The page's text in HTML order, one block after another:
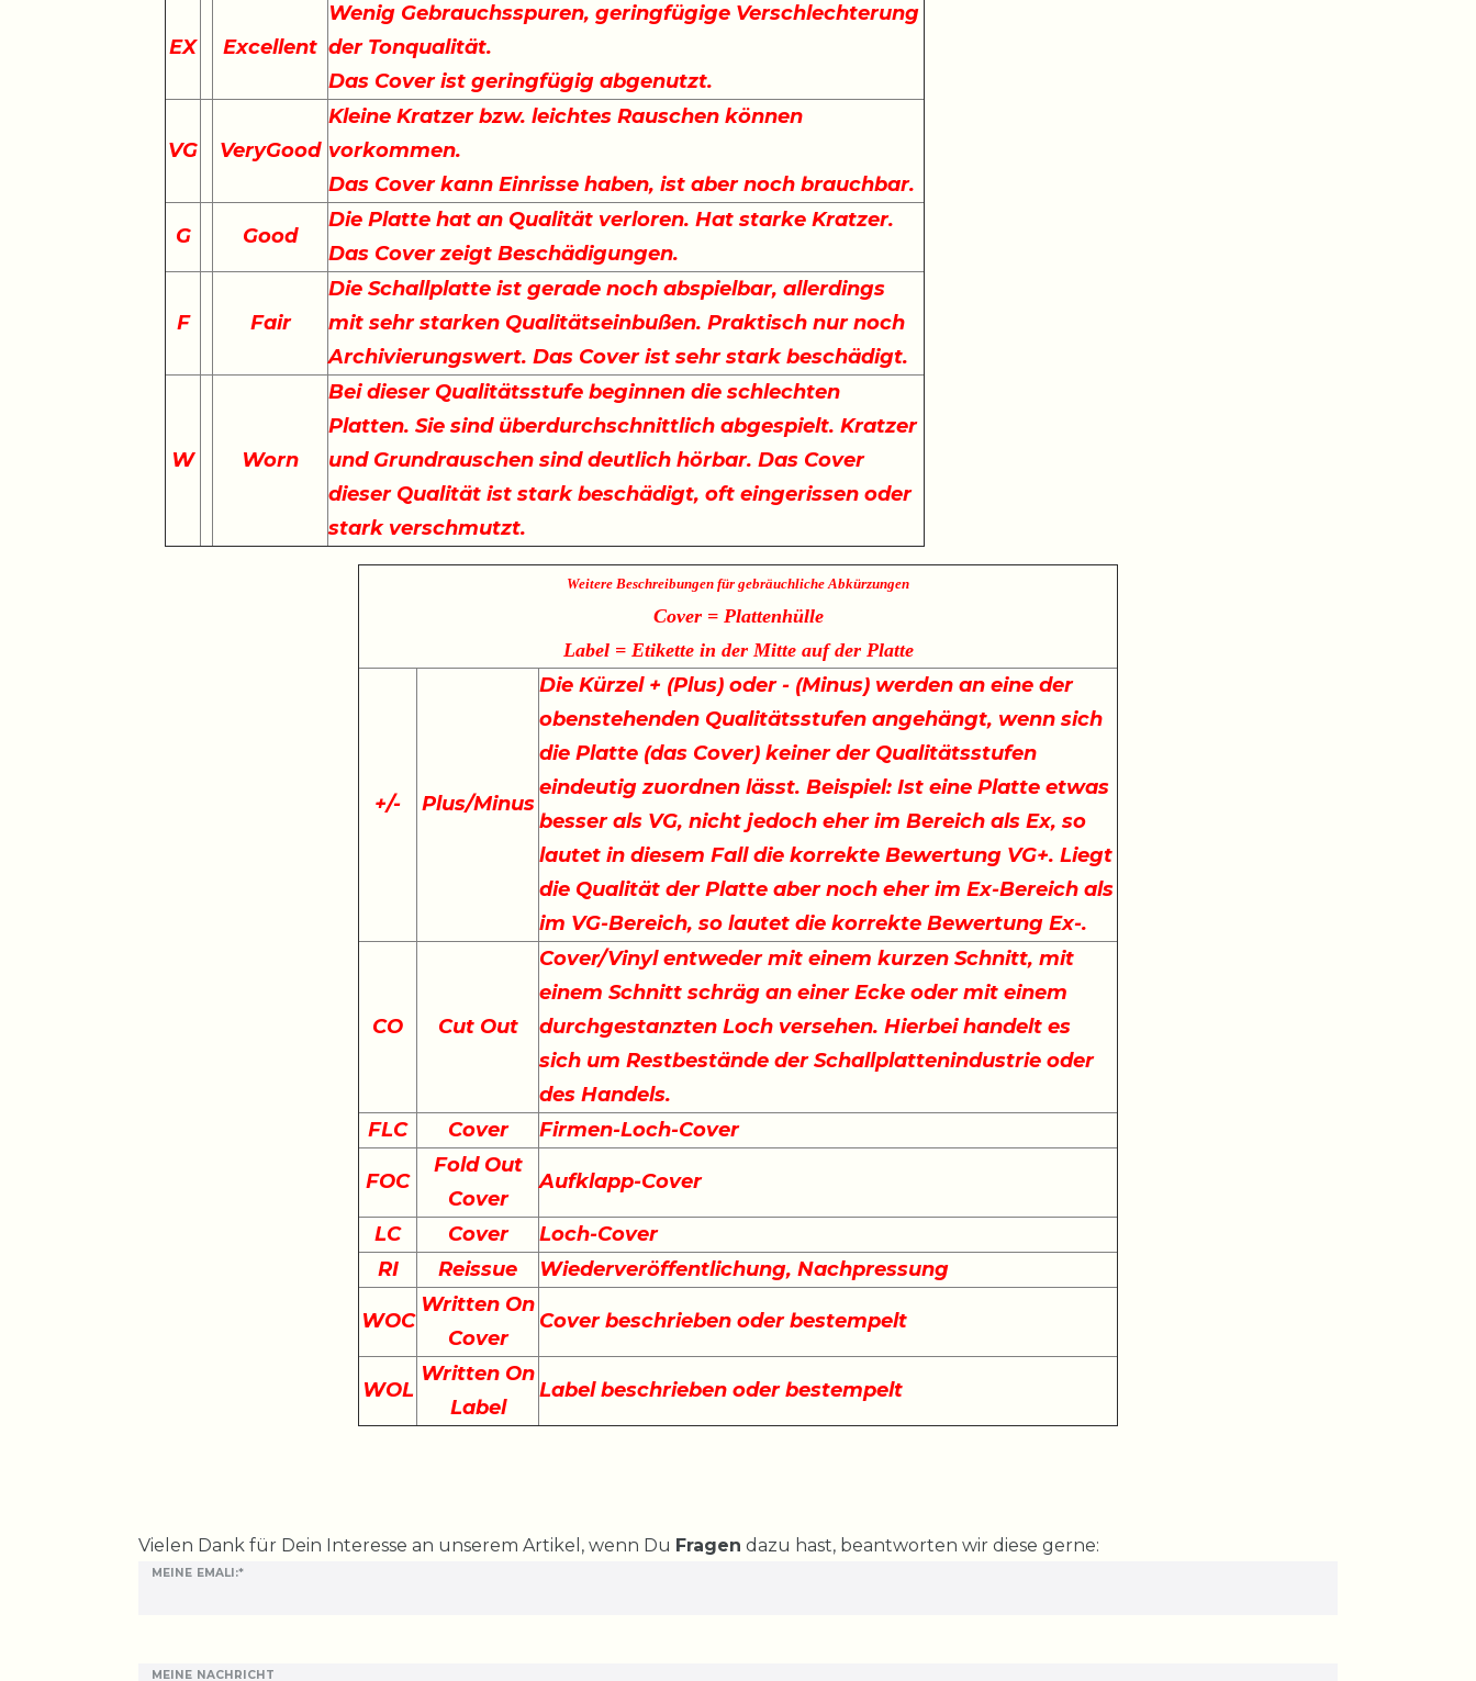
EX Excellent
Wenig Gebrauchsspuren, geringfügige Verschlechterung
der Tonqualität.
Das Cover ist geringfügig abgenutzt.
VG VeryGood
Kleine Kratzer bzw. leichtes Rauschen können
vorkommen.
Das Cover kann Einrisse haben, ist aber noch brauchbar.
G Good
Die Platte hat an Qualität verloren. Hat starke Kratzer.
Das Cover zeigt Beschädigungen.
F Fair
Die Schallplatte ist gerade noch abspielbar, allerdings
mit sehr starken Qualitätseinbußen. Praktisch nur noch
Archivierungswert. Das Cover ist sehr stark beschädigt.
W Worn
Bei dieser Qualitätsstufe beginnen die schlechten
Platten. Sie sind überdurchschnittlich abgespielt. Kratzer
und Grundrauschen sind deutlich hörbar. Das Cover
dieser Qualität ist stark beschädigt, oft eingerissen oder
stark verschmutzt.
Weitere Beschreibungen für gebräuchliche Abkürzungen
Cover = Plattenhülle
Label = Etikette in der Mitte auf der Platte
+/- Plus/Minus
Die Kürzel + (Plus) oder - (Minus) werden an eine der
obenstehenden Qualitätsstufen angehängt, wenn sich
die Platte (das Cover) keiner der Qualitätsstufen
eindeutig zuordnen lässt. Beispiel: Ist eine Platte etwas
besser als VG, nicht jedoch eher im Bereich als Ex, so
lautet in diesem Fall die korrekte Bewertung VG+. Liegt
die Qualität der Platte aber noch eher im Ex-Bereich als
im VG-Bereich, so lautet die korrekte Bewertung Ex-.
CO Cut Out
Cover/Vinyl entweder mit einem kurzen Schnitt, mit
einem Schnitt schräg an einer Ecke oder mit einem
durchgestanzten Loch versehen. Hierbei handelt es
sich um Restbestände der Schallplattenindustrie oder
des Handels.
FLC
Cover Firmen-Loch-Cover
FOC
Fold Out
Cover
Aufklapp-Cover
LC Cover
Loch-Cover
RI
Reissue Wiederveröffentlichung, Nachpressung
WOC
Written On
Cover
Cover beschrieben oder bestempelt
WOL
Written On
Label
Label beschrieben oder bestempelt
Vielen Dank für Dein Interesse an unserem Artikel, wenn Du Fragen dazu hast, beantworten wir diese gerne:
MEINE EMALI:*
MEINE NACHRICHT
Ceres::Template.mailFormHoneypotLabel